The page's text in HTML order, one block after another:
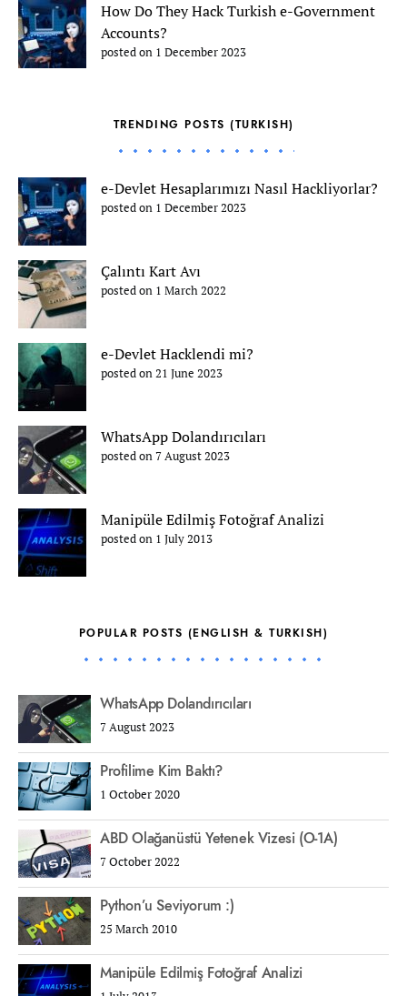
How Do They Hack Turkish e-Government
Accounts?
posted on 1 December 2023
TRENDING POSTS (TURKISH)
e-Devlet Hesaplarımızı Nasıl Hackliyorlar?
posted on 1 December 2023
Çalıntı Kart Avı
posted on 1 March 2022
e-Devlet Hacklendi mi?
posted on 21 June 2023
WhatsApp Dolandırıcıları
posted on 7 August 2023
Manipüle Edilmiş Fotoğraf Analizi
posted on 1 July 2013
POPULAR POSTS (ENGLISH & TURKISH)
WhatsApp Dolandırıcıları
7 August 2023
Profilime Kim Baktı?
1 October 2020
ABD Olağanüstü Yetenek Vizesi (O-1A)
7 October 2022
Python’u Seviyorum :)
25 March 2010
Manipüle Edilmiş Fotoğraf Analizi